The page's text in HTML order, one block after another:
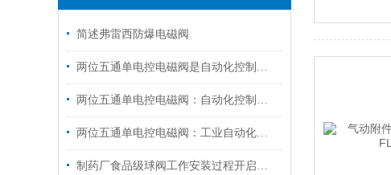
简述弗雷西防爆电磁阀
两位五通单电控电磁阀是自动化控制的灵动开关
两位五通单电控电磁阀：自动化控制的关键元件
两位五通单电控电磁阀：工业自动化的关键元件
制药厂食品级球阀工作安装过程开启指南